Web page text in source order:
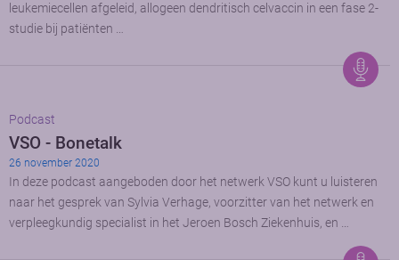
leukemiecellen afgeleid, allogeen dendritisch celvaccin in een fase 2-
studie bij patiënten …
Podcast
VSO - Bonetalk
26 november 2020
In deze podcast aangeboden door het netwerk VSO kunt u luisteren
naar het gesprek van Sylvia Verhage, voorzitter van het netwerk en
verpleegkundig specialist in het Jeroen Bosch Ziekenhuis, en …